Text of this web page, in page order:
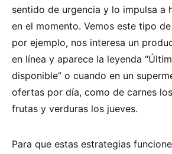
sentido de urgencia y lo impulsa a
en el momento. Vemos este tipo
por ejemplo, nos interesa un
en línea y aparece la leyenda
disponible” o cuando en un
ofertas por día, como de carnes
frutas y verduras los jueves.
Para que estas estrategias